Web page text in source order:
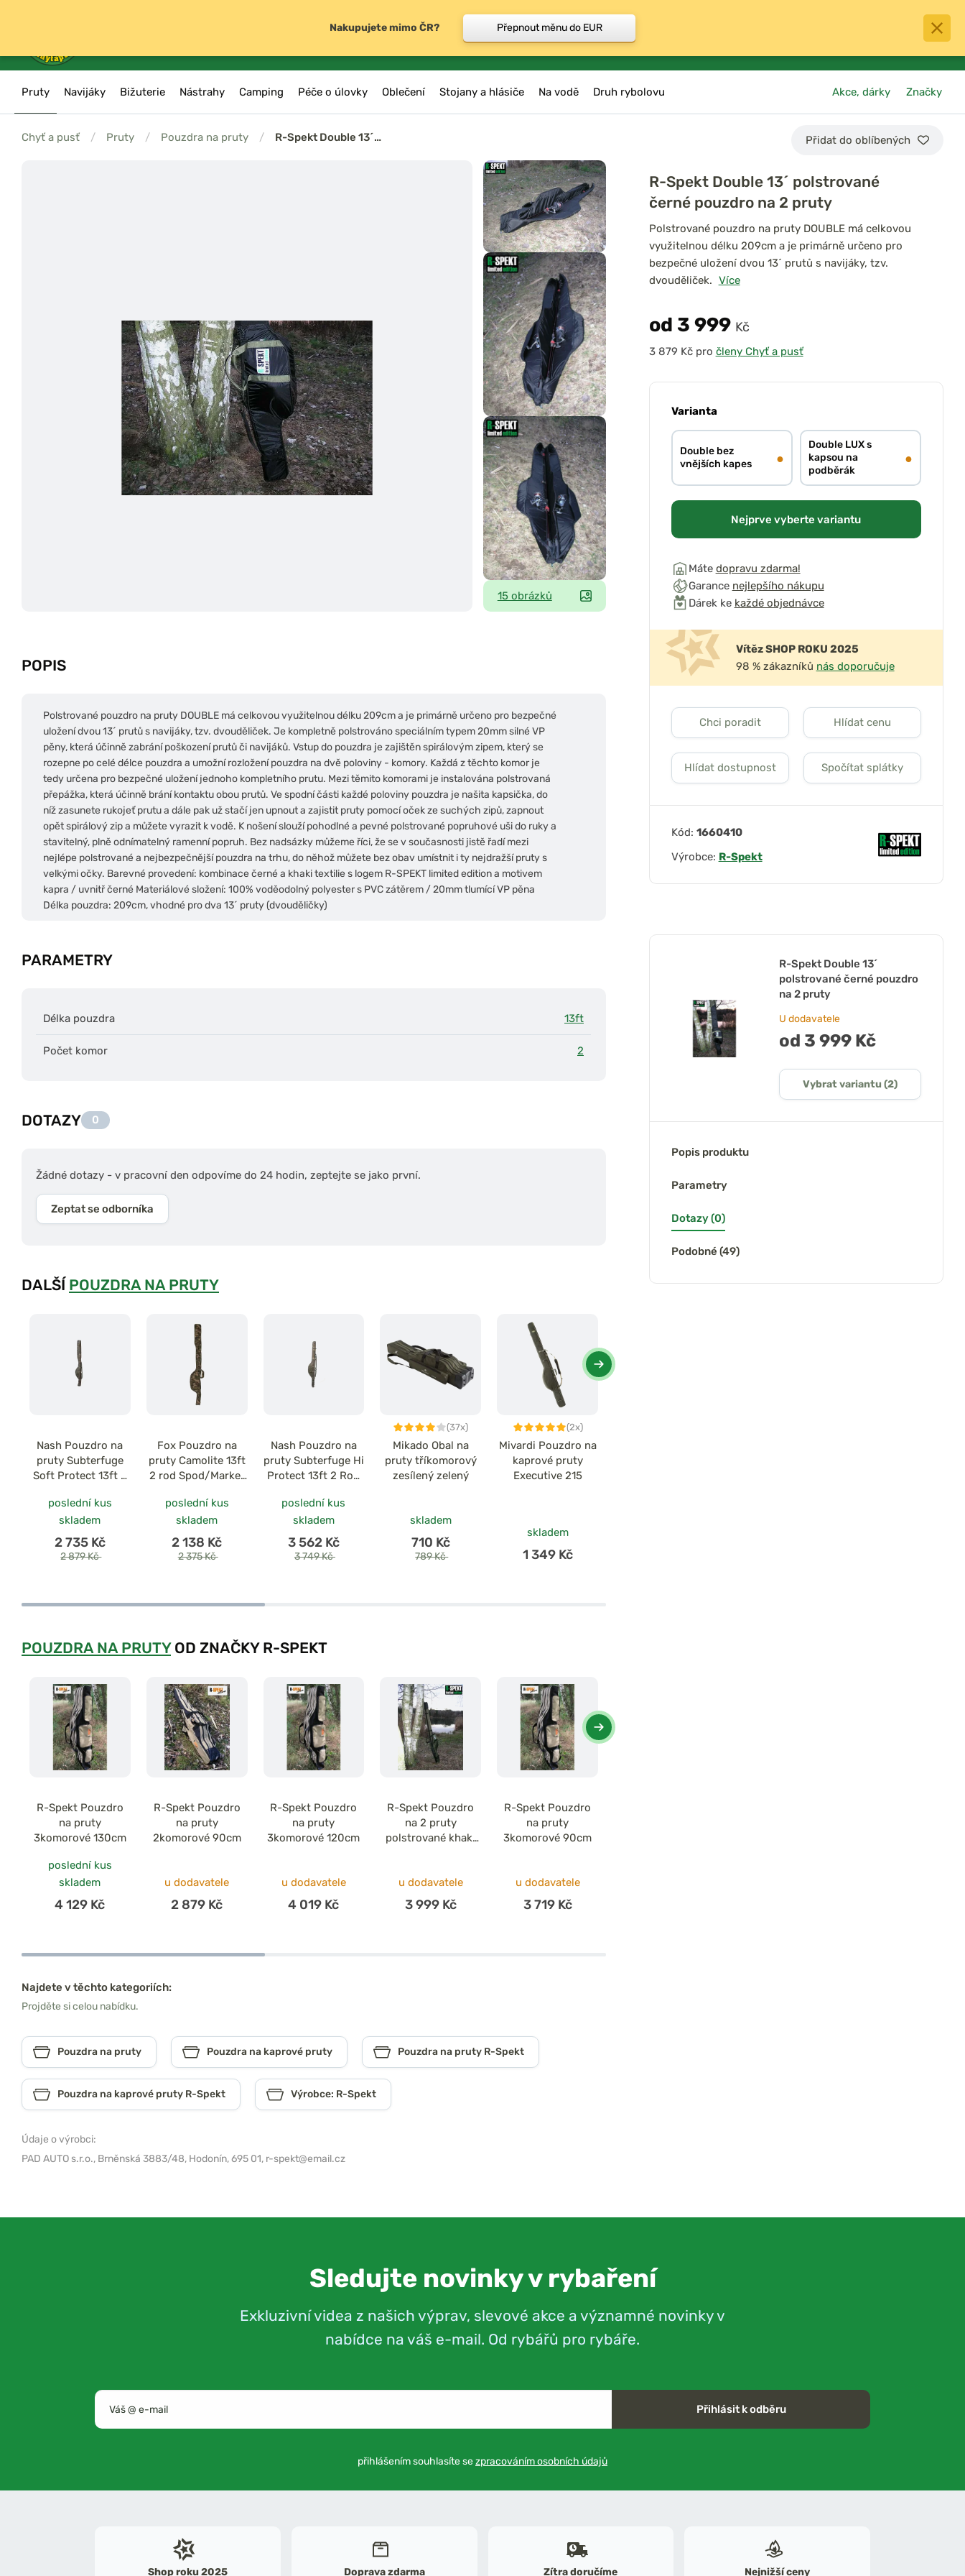
0
košík
Pruty Navijáky Bižuterie Nástrahy Camping Péče o úlovky Oblečení Stojany a hlásiče Na vodě Druh rybolovu Akce, dárky Značky
Chyť a pusť / Pruty / Pouzdra na pruty / R-Spekt Double 13´… Přidat do oblíbených
15 obrázků
POPIS
Polstrované pouzdro na pruty DOUBLE má celkovou využitelnou délku 209cm a je primárně určeno pro bezpečné
uložení dvou 13´ prutů s navijáky, tzv. dvouděliček. Je kompletně polstrováno speciálním typem 20mm silné VP
pěny, která účinně zabrání poškození prutů či navijáků. Vstup do pouzdra je zajištěn spirálovým zipem, který se
rozepne po celé délce pouzdra a umožní rozložení pouzdra na dvě poloviny - komory. Každá z těchto komor je
tedy určena pro bezpečné uložení jednoho kompletního prutu. Mezi těmito komorami je instalována polstrovaná
přepážka, která účinně brání kontaktu obou prutů. Ve spodní části každé poloviny pouzdra je našita kapsička, do
níž zasunete rukojeť prutu a dále pak už stačí jen upnout a zajistit pruty pomocí oček ze suchých zipů, zapnout
opět spirálový zip a můžete vyrazit k vodě. K nošení slouží pohodlné a pevné polstrované popruhové uši do ruky a
stavitelný, plně odnímatelný ramenní popruh. Bez nadsázky můžeme říci, že se v současnosti jistě řadí mezi
nejlépe polstrované a nejbezpečnější pouzdra na trhu, do něhož můžete bez obav umístnit i ty nejdražší pruty s
velkými očky. Barevné provedení: kombinace černé a khaki textilie s logem R-SPEKT limited edition a motivem
kapra / uvnitř černé Materiálové složení: 100% voděodolný polyester s PVC zátěrem / 20mm tlumící VP pěna
Délka pouzdra: 209cm, vhodné pro dva 13´ pruty (dvouděličky)
PARAMETRY
Délka pouzdra 13ft
Počet komor 2
DOTAZY 0
Žádné dotazy - v pracovní den odpovíme do 24 hodin, zeptejte se jako první.
Zeptat se odborníka
DALŠÍ POUZDRA NA PRUTY
Nash Pouzdro na
pruty Subterfuge
Soft Protect 13ft 2
poslední kus
skladem
2 735 Kč
2 879 Kč
Fox Pouzdro na
pruty Camolite 13ft
2 rod Spod/Marker
poslední kus
skladem
2 138 Kč
2 375 Kč
Nash Pouzdro na
pruty Subterfuge Hi
Protect 13ft 2 Rod
poslední kus
skladem
3 562 Kč
3 749 Kč
(37x)
Mikado Obal na
pruty tříkomorový
zesílený zelený
skladem
710 Kč
789 Kč
(2x)
Mivardi Pouzdro na
kaprové pruty
Executive 215
skladem
1 349 Kč
POUZDRA NA PRUTYOD ZNAČKY R-SPEKT
R-Spekt Pouzdro
na pruty
3komorové 130cm
poslední kus
skladem
4 129 Kč
R-Spekt Pouzdro
na pruty
2komorové 90cm
u dodavatele
2 879 Kč
R-Spekt Pouzdro
na pruty
3komorové 120cm
u dodavatele
4 019 Kč
R-Spekt Pouzdro
na 2 pruty
polstrované khaki
u dodavatele
3 999 Kč
R-Spekt Pouzdro
na pruty
3komorové 90cm
u dodavatele
3 719 Kč
Najdete v těchto kategoriích:
Projděte si celou nabídku.
Pouzdra na pruty Pouzdra na kaprové pruty Pouzdra na pruty R-Spekt
Pouzdra na kaprové pruty R-Spekt Výrobce: R-Spekt
Údaje o výrobci:
PAD AUTO s.r.o., Brněnská 3883/48, Hodonín, 695 01, r-spekt@email.cz
R-Spekt Double 13´ polstrované
černé pouzdro na 2 pruty
Polstrované pouzdro na pruty DOUBLE má celkovou
využitelnou délku 209cm a je primárně určeno pro
bezpečné uložení dvou 13´ prutů s navijáky, tzv.
dvouděliček. Více
od 3 999 Kč
pro členy Chyť a pusť
Varianta
Double bez
vnějších kapes
●
Double LUX s
kapsou na
podběrák
●
Nejprve vyberte variantu
Máte dopravu zdarma!
Garance nejlepšího nákupu
Dárek ke každé objednávce
Vítěz SHOP ROKU 2025
98 % zákazníků nás doporučuje
Chci poradit Hlídat cenu
Hlídat dostupnost Spočítat splátky
Kód: 1660410
Výrobce: R-Spekt
R-Spekt Double 13´
polstrované černé pouzdro
na 2 pruty
U dodavatele
od 3 999 Kč
Vybrat variantu (2)
Popis produktu
Parametry
Dotazy (0)
Podobné (49)
Sledujte novinky v rybaření
Exkluzivní videa z našich výprav, slevové akce a významné novinky v
nabídce na váš e-mail. Od rybářů pro rybáře.
Přihlásit k odběru
přihlášením souhlasíte sezpracováním osobních údajů
Shop roku 2025 Doprava zdarma Zítra doručíme Nejnižší ceny
Nakupujete mimo ČR? Přepnout měnu do EUR